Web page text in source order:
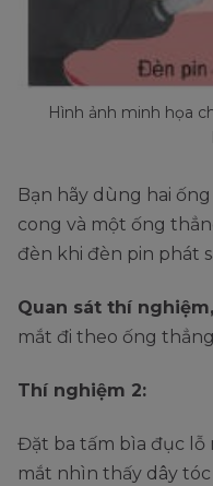
Hình ảnh minh họa
Bạn hãy dùng hai
cong và một ống
đèn khi đèn pin phát
Quan sát thí
mắt đi theo ống
Thí nghiệm 2:
Đặt ba tấm bìa đục lỗ
mắt nhìn thấy dây